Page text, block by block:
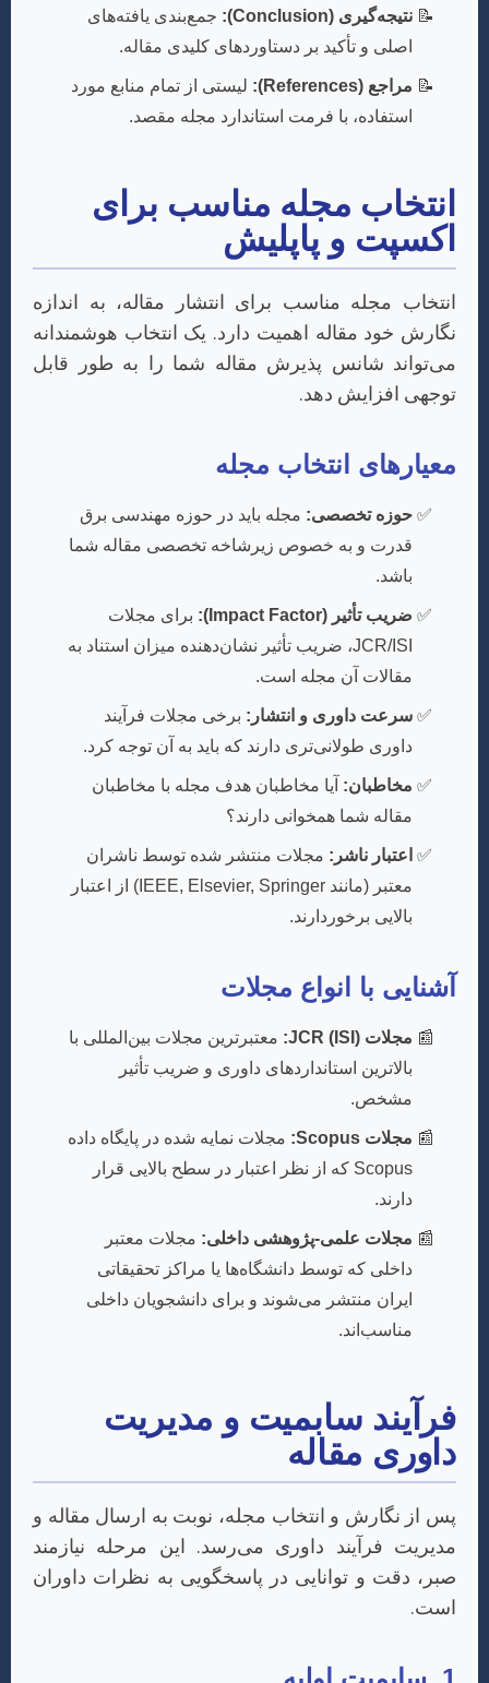
نتیجه‌گیری (Conclusion):
جمع‌بندی یافته‌های
اصلی و تأکید بر دستاوردهای کلیدی مقاله.
مراجع (References):
لیستی از تمام منابع مورد
استفاده، با فرمت استاندارد مجله مقصد.
انتخاب مجله مناسب برای
اکسپت و پاپلیش
انتخاب مجله مناسب برای انتشار مقاله، به اندازه
نگارش خود مقاله اهمیت دارد. یک انتخاب هوشمندانه
می‌تواند شانس پذیرش مقاله شما را به طور قابل
توجهی افزایش دهد.
معیارهای انتخاب مجله
حوزه تخصصی: مجله باید در حوزه مهندسی برق
قدرت و به خصوص زیرشاخه تخصصی مقاله شما
باشد.
ضریب تأثیر (Impact Factor):
برای مجلات
JCR/ISI، ضریب تأثیر نشان‌دهنده میزان استناد به
مقالات آن مجله است.
سرعت داوری و انتشار: برخی مجلات فرآیند
داوری طولانی‌تری دارند که باید به آن توجه کرد.
مخاطبان: آیا مخاطبان هدف مجله با مخاطبان
مقاله شما همخوانی دارند؟
اعتبار ناشر: مجلات منتشر شده توسط ناشران
معتبر (مانند IEEE, Elsevier, Springer) از اعتبار
بالایی برخوردارند.
آشنایی با انواع مجلات
مجلات JCR (ISI):
معتبرترین مجلات بین‌المللی با
بالاترین استانداردهای داوری و ضریب تأثیر
مشخص.
مجلات Scopus:
مجلات نمایه شده در پایگاه داده
Scopus که از نظر اعتبار در سطح بالایی قرار
دارند.
مجلات علمی-پژوهشی داخلی: مجلات معتبر
داخلی که توسط دانشگاه‌ها یا مراکز تحقیقاتی
ایران منتشر می‌شوند و برای دانشجویان داخلی
مناسب‌اند.
فرآیند سابمیت و مدیریت
داوری مقاله
پس از نگارش و انتخاب مجله، نوبت به ارسال مقاله و
مدیریت فرآیند داوری می‌رسد. این مرحله نیازمند
صبر، دقت و توانایی در پاسخگویی به نظرات داوران
است.